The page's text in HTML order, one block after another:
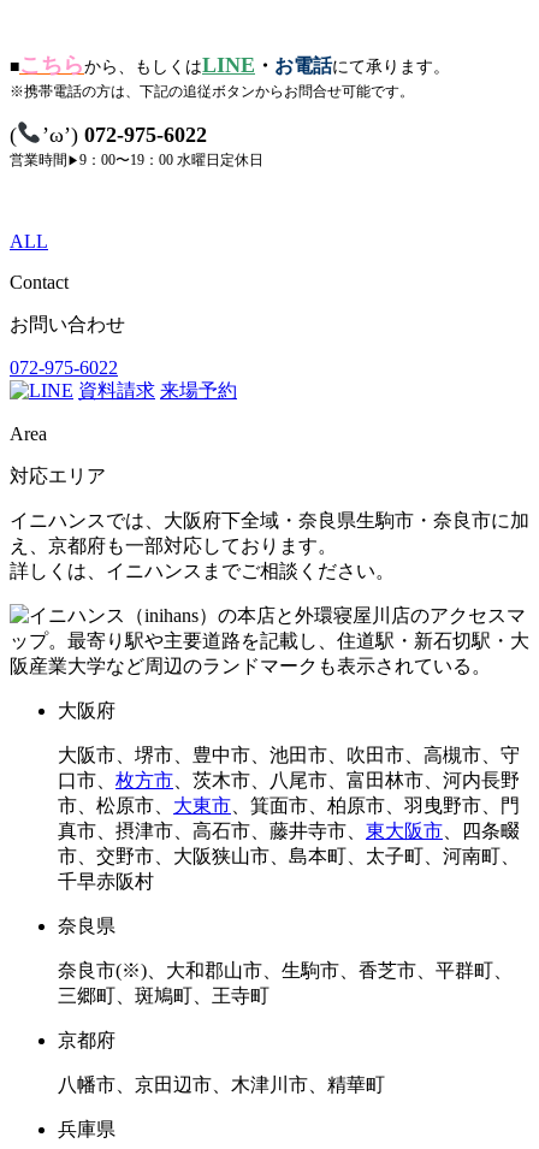
■こちらから、もしくはLINE ・ お電話にて承ります。
※携帯電話の方は、下記の追従ボタンからお問合せ可能です。
( ’ω’) 072-975-6022
営業時間▶︎9：00〜19：00 水曜日定休日
ALL
Contact
お問い合わせ
072-975-6022
資料請求 来場予約
Area
対応エリア
イニハンスでは、大阪府下全域・奈良県生駒市・奈良市に加
え、京都府も一部対応しております。
詳しくは、イニハンスまでご相談ください。
大阪府
大阪市、堺市、豊中市、池田市、吹田市、高槻市、守
口市、 枚方市 、茨木市、八尾市、富田林市、河内長野
市、松原市、 大東市 、箕面市、柏原市、羽曳野市、門
真市、摂津市、高石市、藤井寺市、 東大阪市 、四条畷
市、交野市、大阪狭山市、島本町、太子町、河南町、
千早赤阪村
奈良県
奈良市(※)、大和郡山市、生駒市、香芝市、平群町、
三郷町、斑鳩町、王寺町
京都府
八幡市、京田辺市、木津川市、精華町
兵庫県